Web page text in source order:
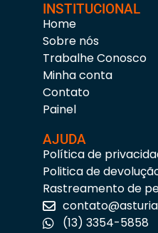
INSTITUCIONAL
Home
Sobre nós
Trabalhe Conosco
Minha conta
Contato
Painel
AJUDA
Política de
Politica de
Rastreamento de
(13) 3354-5858